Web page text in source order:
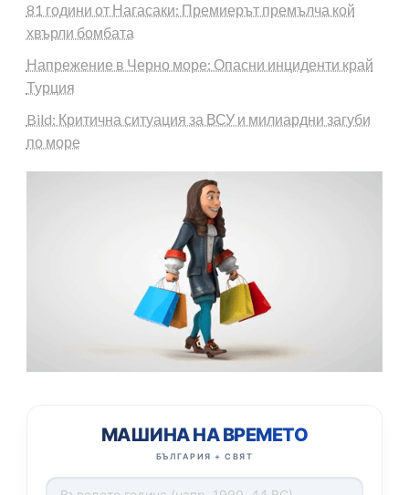
81 години от Нагасаки: Премиерът премълча кой
хвърли бомбата
Напрежение в Черно море: Опасни инциденти край
Турция
Bild: Критична ситуация за ВСУ и милиардни загуби
по море
МАШИНА НА ВРЕМЕТО
БЪЛГАРИЯ + СВЯТ